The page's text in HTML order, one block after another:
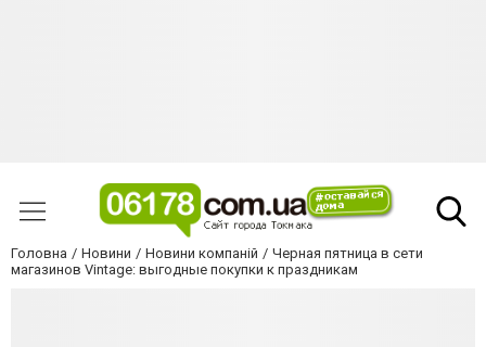
Головна Новини Новини компаній
Черная пятница в сети
магазинов Vintage: выгодные покупки к праздникам